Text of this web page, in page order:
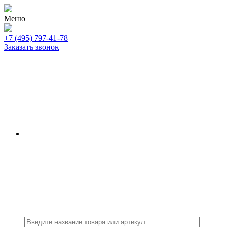
Меню
+7 (495) 797-41-78
Заказать звонок